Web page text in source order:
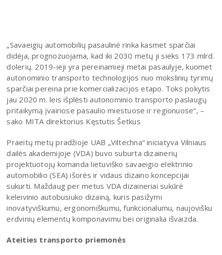
„Savaeigių automobilių pasaulinė rinka kasmet sparčiai
didėja, prognozuojama, kad iki 2030 metų ji sieks 173 mlrd.
dolerių. 2019-ieji yra pereinamieji metai pasaulyje, kuomet
autonominio transporto technologijos nuo mokslinių tyrimų
sparčiai pereina prie komercializacijos etapo. Toks pokytis
jau 2020 m. leis išplėsti autonominio transporto paslaugų
pritaikymą įvairiose pasaulio miestuose ir regionuose“, –
sako MITA direktorius Kęstutis Šetkus
Praeitų metų pradžioje UAB „Viltechna“ iniciatyva Vilniaus
dailės akademijoje (VDA) buvo suburta dizainerių
projektuotojų komanda lietuviško savaeigio elektrinio
automobilio (SEA) išorės ir vidaus dizaino koncepcijai
sukurti. Maždaug per metus VDA dizaineriai sukūrė
keleivinio autobusiuko dizainą, kuris pasižymi
inovatyviškumu, ergonomiškumu, funkcionalumu, naujovišku
erdvinių elementų komponavimu bei originalia išvaizda.
Ateities transporto priemonės